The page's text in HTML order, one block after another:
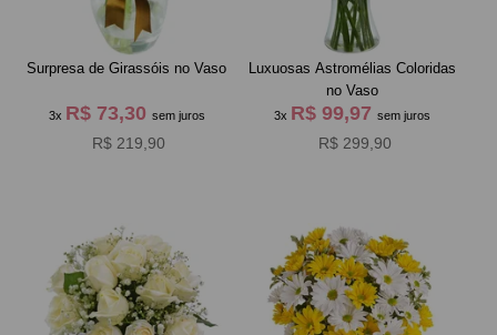
Surpresa de Girassóis no Vaso
3x R$ 73,30 sem juros
R$ 219,90
Luxuosas Astromélias Coloridas
no Vaso
3x R$ 99,97sem juros
R$ 299,90